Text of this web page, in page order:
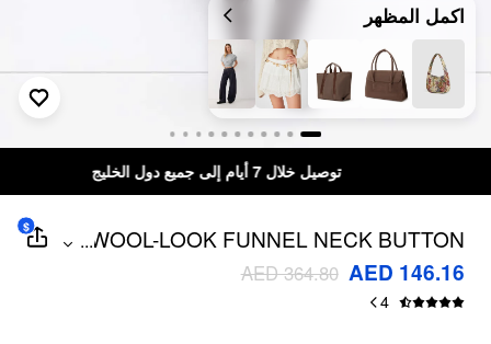
اكمل المظهر
توصيل خلال 7 أيام إلى جميع دول الخليج
WOOL-LOOK FUNNEL NECK BUTTON
LONGLINE TRENCH COAT
...
AED 146.16
AED 364.80
4
$